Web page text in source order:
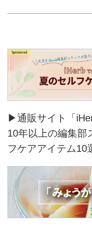
▶通販サイト「
10年以上の編集部
フケアアイテム10